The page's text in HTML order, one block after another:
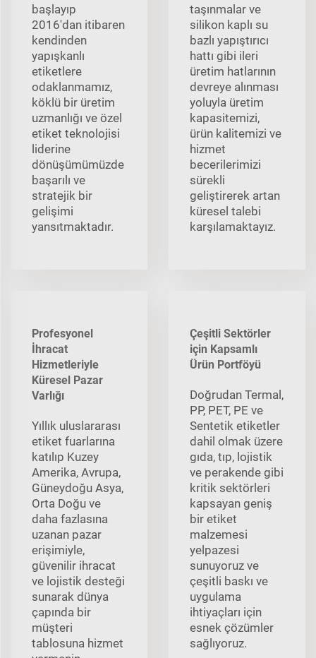
başlayıp
2016'dan itibaren
kendinden
yapışkanlı
etiketlere
odaklanmamız,
köklü bir üretim
uzmanlığı ve özel
etiket teknolojisi
liderine
dönüşümümüzde
başarılı ve
stratejik bir
gelişimi
yansıtmaktadır.
taşınmalar ve
silikon kaplı su
bazlı yapıştırıcı
hattı gibi ileri
üretim hatlarının
devreye alınması
yoluyla üretim
kapasitemizi,
ürün kalitemizi ve
hizmet
becerilerimizi
sürekli
geliştirerek artan
küresel talebi
karşılamaktayız.
Profesyonel
İhracat
Hizmetleriyle
Küresel Pazar
Varlığı
Yıllık uluslararası
etiket fuarlarına
katılıp Kuzey
Amerika, Avrupa,
Güneydoğu Asya,
Orta Doğu ve
daha fazlasına
uzanan pazar
erişimiyle,
güvenilir ihracat
ve lojistik desteği
sunarak dünya
çapında bir
müşteri
tablosuna hizmet
Çeşitli Sektörler
için Kapsamlı
Ürün Portföyü
Doğrudan Termal,
PP, PET, PE ve
Sentetik etiketler
dahil olmak üzere
gıda, tıp, lojistik
ve perakende gibi
kritik sektörleri
kapsayan geniş
bir etiket
malzemesi
yelpazesi
sunuyoruz ve
çeşitli baskı ve
uygulama
ihtiyaçları için
esnek çözümler
sağlıyoruz.